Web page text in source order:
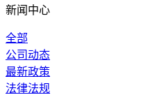
新闻中心
全部
公司动态
最新政策
法律法规